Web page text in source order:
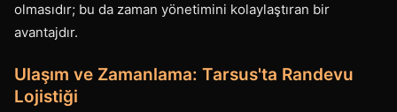
olmasıdır; bu da zaman yönetimini kolaylaştıran bir
avantajdır.
Ulaşım ve Zamanlama: Tarsus'ta Randevu
Lojistiği